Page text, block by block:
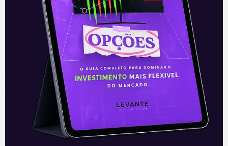
Os bombardeios da Rússia na Ucrânia,
para além das áreas separatistas, dando
início a uma guerra, tiveram
repercussões das mais negativas sobre
os mercados. Houve
Leia mais
25/02/2022